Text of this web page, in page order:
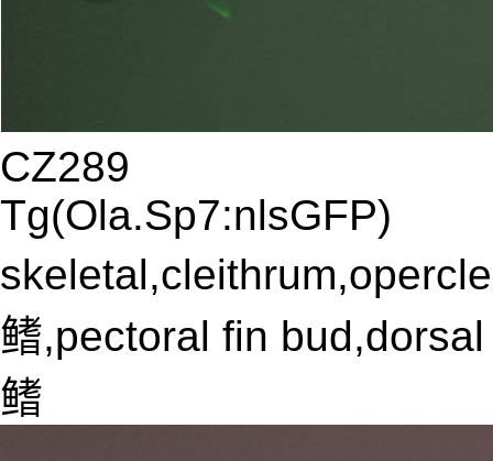
CZ289
Tg(Ola.Sp7:nlsGFP)
鳍,pectoral fin
鳍